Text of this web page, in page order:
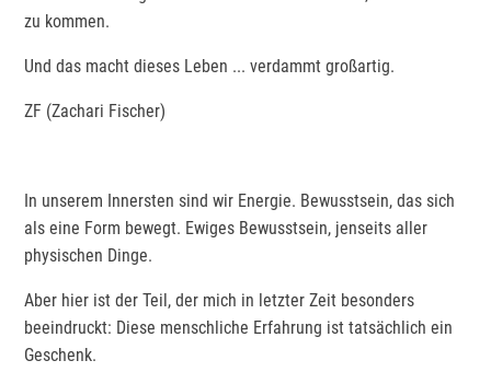
zu kommen.
Und das macht dieses Leben ... verdammt großartig.
ZF (Zachari Fischer)
In unserem Innersten sind wir Energie. Bewusstsein, das sich
als eine Form bewegt. Ewiges Bewusstsein, jenseits aller
physischen Dinge.
Aber hier ist der Teil, der mich in letzter Zeit besonders
beeindruckt: Diese menschliche Erfahrung ist tatsächlich ein
Geschenk.